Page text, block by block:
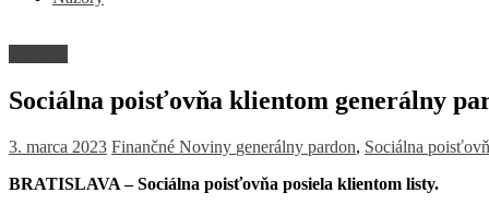
spoločnosti
Sociálna poisťovňa klientom generálny
3. marca 2023 Finančné Noviny generálny pardon, Sociálna
BRATISLAVA – Sociálna poisťovňa posiela klientom listy.